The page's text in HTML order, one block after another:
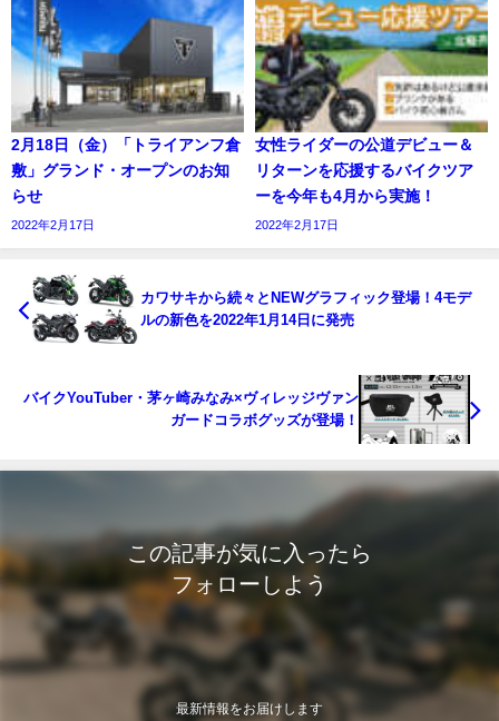
2月18日（金）「トライアンフ倉
敷」グランド・オープンのお知
らせ
2022年2月17日
女性ライダーの公道デビュー＆
リターンを応援するバイクツア
ーを今年も4月から実施！
2022年2月17日
カワサキから続々とNEWグラフィック登場！4モデ
ルの新色を2022年1月14日に発売
バイクYouTuber・茅ヶ崎みなみ×ヴィレッジヴァン
ガードコラボグッズが登場！
この記事が気に入ったら
フォローしよう
最新情報をお届けします